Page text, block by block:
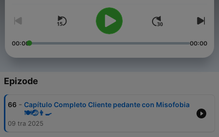
00:00 00:00
Epizode
66 - Capítulo Completo Cliente pedante con Misofobia
🍽️🤕👨‍🍳
09 tra 2025